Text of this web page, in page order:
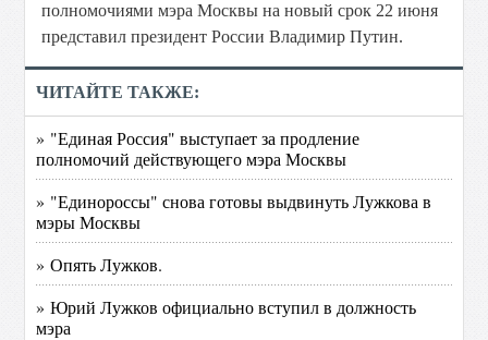
полномочиями мэра Москвы на новый срок 22 июня
представил президент России Владимир Путин.
ЧИТАЙТЕ ТАКЖЕ:
» "Единая Россия" выступает за продление
полномочий действующего мэра Москвы
» "Единороссы" снова готовы выдвинуть Лужкова в
мэры Москвы
» Опять Лужков.
» Юрий Лужков официально вступил в должность
мэра